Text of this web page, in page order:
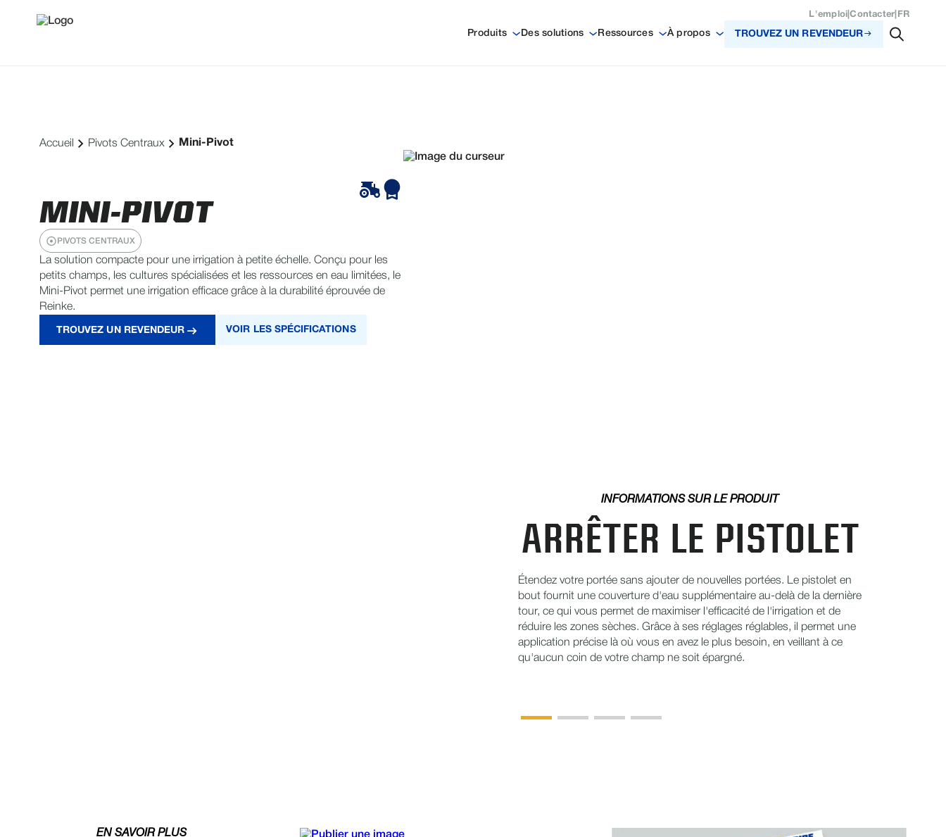
L'emploi |Contacter FR
Produits Des solutions Ressources À propos TROUVEZ UN REVENDEUR
Accueil Pivots Centraux Mini-Pivot
MINI-PIVOT
PIVOTS CENTRAUX
La solution compacte pour une irrigation à petite échelle. Conçu pour les
petits champs, les cultures spécialisées et les ressources en eau limitées, le
Mini-Pivot permet une irrigation efficace grâce à la durabilité éprouvée de
Reinke.
TROUVEZ UN REVENDEUR VOIR LES SPÉCIFICATIONS
INFORMATIONS SUR LE PRODUIT
ARRÊTER LE PISTOLET
Étendez votre portée sans ajouter de nouvelles portées. Le pistolet en
bout fournit une couverture d'eau supplémentaire au-delà de la dernière
tour, ce qui vous permet de maximiser l'efficacité de l'irrigation et de
réduire les zones sèches. Grâce à ses réglages réglables, il permet une
application précise là où vous en avez le plus besoin, en veillant à ce
qu'aucun coin de votre champ ne soit épargné.
EN SAVOIR PLUS